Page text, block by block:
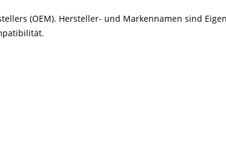
(OEM). Hersteller- und Markennamen sind